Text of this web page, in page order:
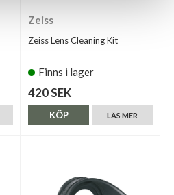
Zeiss
Zeiss Lens Cleaning Kit
Finns i lager
420 SEK
LÄS MER
KÖP